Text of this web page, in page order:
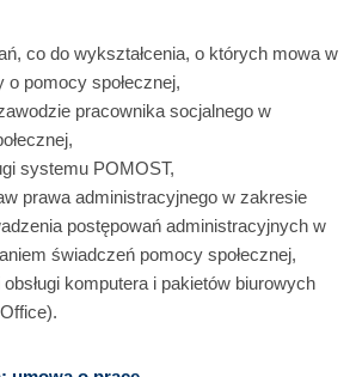
co do wykształcenia, o których mowa w
o pomocy społecznej,
pracownika socjalnego w
systemu POMOST,
prawa administracyjnego w zakresie
postępowań administracyjnych w
świadczeń pomocy społecznej,
komputera i pakietów biurowych